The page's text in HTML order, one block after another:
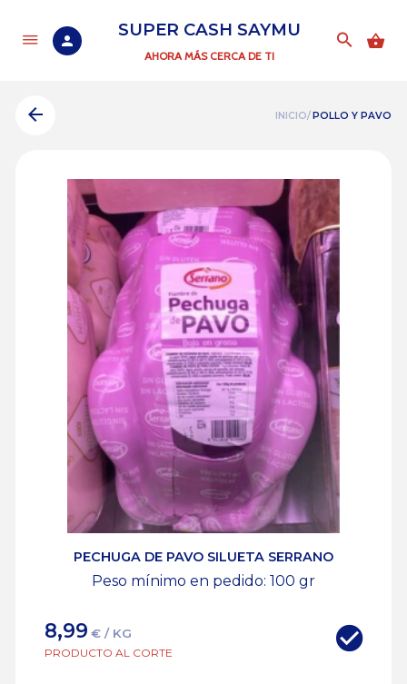
SUPER CASH SAYMU
AHORA MÁS CERCA DE TI
INICIO/POLLO Y PAVO
PECHUGA DE PAVO SILUETA SERRANO
Peso mínimo en pedido: 100 gr
8,99 € / KG
PRODUCTO AL CORTE